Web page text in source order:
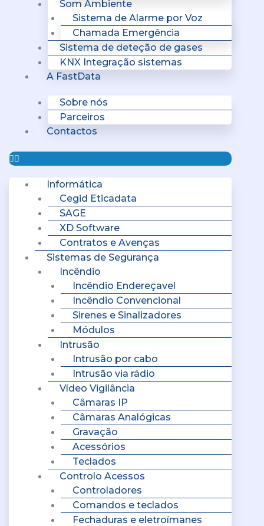
Som Ambiente
Sistema de Alarme por Voz
Chamada Emergência
Sistema de deteção de gases
KNX Integração sistemas
A FastData
Sobre nós
Parceiros
Contactos
Informática
Cegid Eticadata
SAGE
XD Software
Contratos e Avenças
Sistemas de Segurança
Incêndio
Incêndio Endereçavel
Incêndio Convencional
Sirenes e Sinalizadores
Módulos
Intrusão
Intrusão por cabo
Intrusão via rádio
Vídeo Vigilância
Câmaras IP
Câmaras Analógicas
Gravação
Acessórios
Teclados
Controlo Acessos
Controladores
Comandos e teclados
Fechaduras e eletroímanes